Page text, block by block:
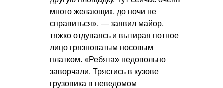
много желающих, до ночи не
справиться», — заявил майор,
тяжко отдуваясь и вытирая потное
лицо грязноватым носовым
платком. «Ребята» недовольно
заворчали. Трястись в кузове
грузовика в неведомом